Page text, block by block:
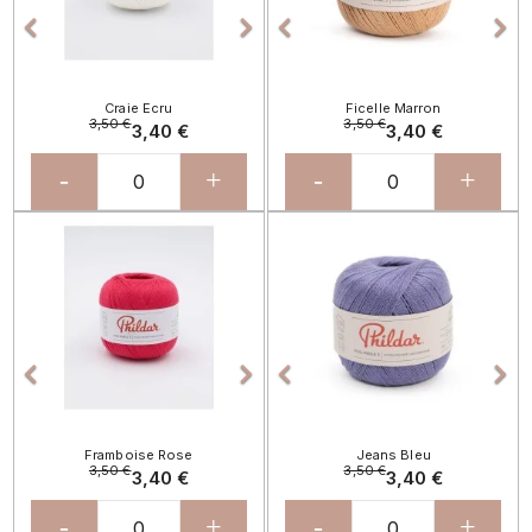
 
Craie Ecru
3,50 €3,40 €
- +
 
Ficelle Marron
3,50 €3,40 €
- +

Précédent

Framboise Rose
3,50 €3,40 €
- +
 
Jeans Bleu
3,50 €3,40 €
- +